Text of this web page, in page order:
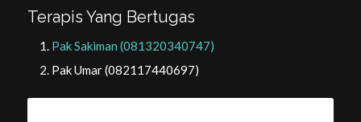
Terapis Yang Bertugas
Pak Sakiman (081320340747)
Pak Umar (082117440697)